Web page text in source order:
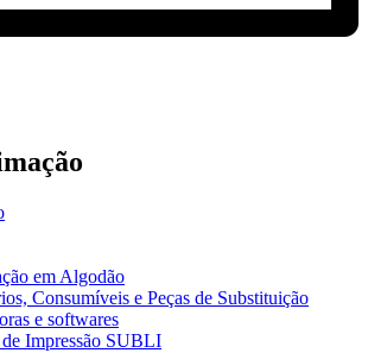
em Algodão
Consumíveis e Peças de Substituição
e softwares
Impressão SUBLI